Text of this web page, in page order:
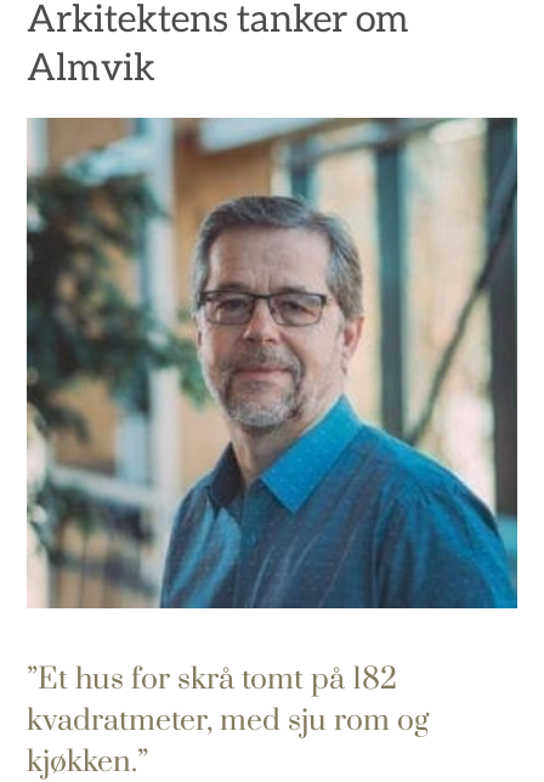
Arkitektens tanker om
Almvik
Et hus for skrå tomt på 182
kvadratmeter, med sju rom og
kjøkken.